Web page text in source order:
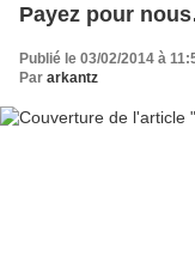
Payez pour
Publié le 03/02/2014 à
Par arkantz